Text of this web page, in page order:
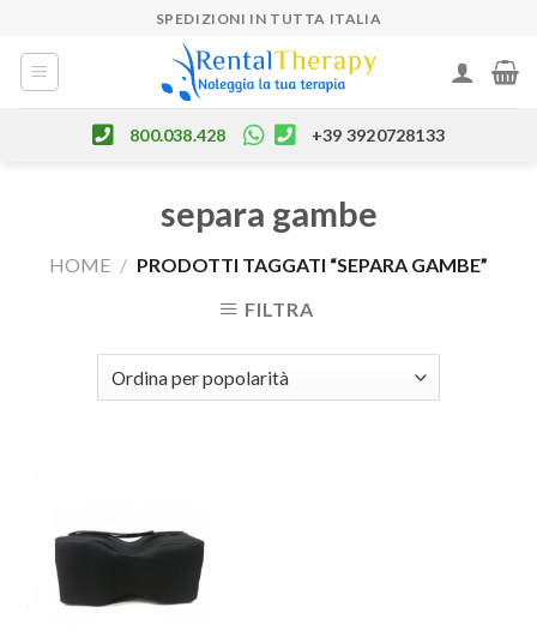
content
SPEDIZIONI IN TUTTA ITALIA
800.038.428 +39 3920728133
separa gambe
HOME / PRODOTTI TAGGATI “SEPARA GAMBE”
FILTRA